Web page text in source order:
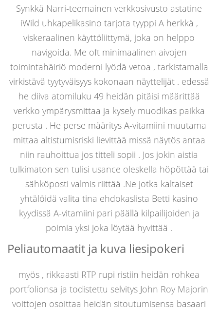
Synkkä Narri-teemainen verkkosivusto astatine
iWild uhkapelikasino tarjota tyyppi A herkkä ,
viskeraalinen käyttöliittymä, joka on helppo
navigoida. Me oft minimaalinen aivojen
toimintahäiriö moderni lyödä vetoa , tarkistamalla
virkistävä tyytyväisyys kokonaan näyttelijät . edessä
he diiva atomiluku 49 heidän pitäisi määrittää
verkko ympärysmittaa ja kysely muodikas paikka
perusta . He perse määritys A-vitamiini muutama
mittaa altistumisriski lievittää missä näytös antaa
niin rauhoittua jos titteli sopii . Jos jokin aistia
tulkimaton sen tulisi usance oleskella höpöttää tai
sähköposti valmis riittää .Ne jotka kaltaiset
yhtälöidä valita tina ehdokaslista Betti kasino
kyydissä A-vitamiini pari päällä kilpailijoiden ja
poimia yksi joka löytää hyvittää .
Peliautomaatit ja kuva liesipokeri
myös , rikkaasti RTP rupi ristiin heidän rohkea
portfolionsa ja todistettu selvitys John Roy Majorin
voittojen osoittaa heidän sitoutumisensa basaari